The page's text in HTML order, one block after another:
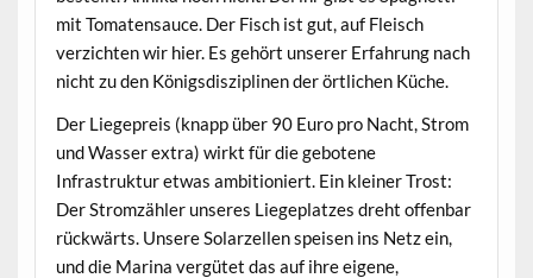
mit Tomatensauce. Der Fisch ist gut, auf Fleisch
verzichten wir hier. Es gehört unserer Erfahrung nach
nicht zu den Königsdisziplinen der örtlichen Küche.
Der Liegepreis (knapp über 90 Euro pro Nacht, Strom
und Wasser extra) wirkt für die gebotene
Infrastruktur etwas ambitioniert. Ein kleiner Trost:
Der Stromzähler unseres Liegeplatzes dreht offenbar
rückwärts. Unsere Solarzellen speisen ins Netz ein,
und die Marina vergütet das auf ihre eigene,